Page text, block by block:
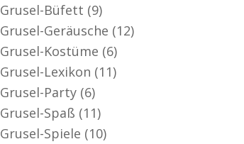
Grusel-Büfett (9)
Grusel-Geräusche (12)
Grusel-Kostüme (6)
Grusel-Lexikon (11)
Grusel-Party (6)
Grusel-Spaß (11)
Grusel-Spiele (10)